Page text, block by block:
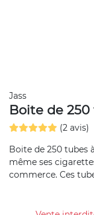
Jass
Boite de 250
(2 avis)
Boite de 250 tubes
même ses
commerce. Ces